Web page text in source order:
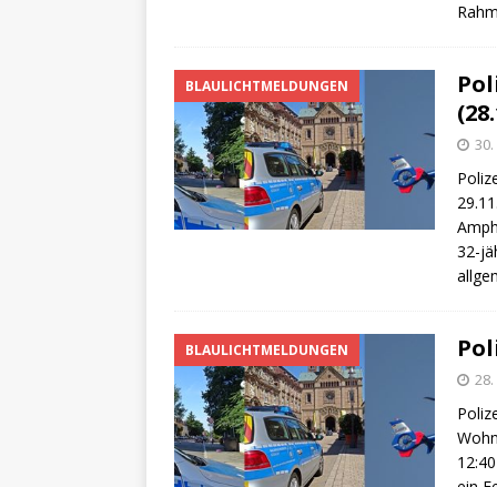
BLAULICHTMELDUNGEN
32-
BLAULICHTMELDUNGEN